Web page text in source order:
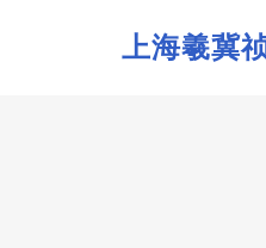
上海羲冀